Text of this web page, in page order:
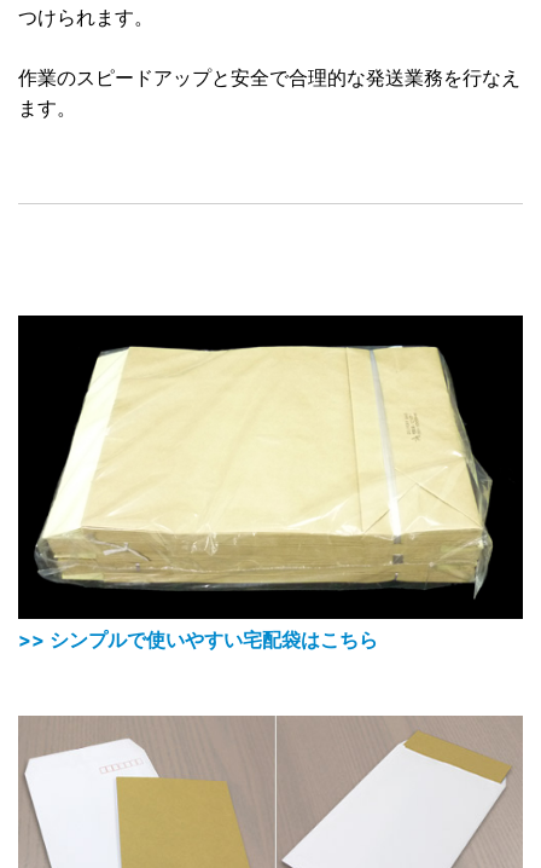
つけられます。
作業のスピードアップと安全で合理的な発送業務を行なえ
ます。
>> シンプルで使いやすい宅配袋はこちら